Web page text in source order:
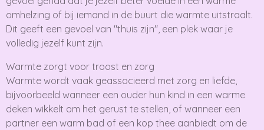
omhelzing of bij iemand in de buurt die warmte uitstraalt.
Dit geeft een gevoel van "thuis zijn", een plek waar je
volledig jezelf kunt zijn.
Warmte zorgt voor troost en zorg
Warmte wordt vaak geassocieerd met zorg en liefde,
bijvoorbeeld wanneer een ouder hun kind in een warme
deken wikkelt om het gerust te stellen, of wanneer een
partner een warm bad of een kop thee aanbiedt om de